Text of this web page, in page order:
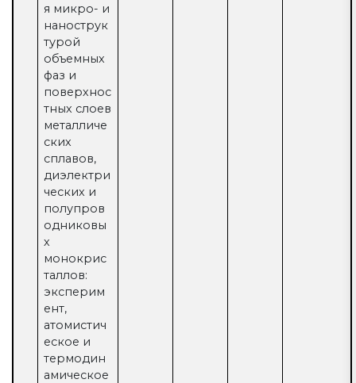
я микро- и
нанострук
турой
объемных
фаз и
поверхнос
тных слоев
металличе
ских
сплавов,
диэлектри
ческих и
полупров
одниковы
х
монокрис
таллов:
эксперим
ент,
атомистич
еское и
термодин
амическое